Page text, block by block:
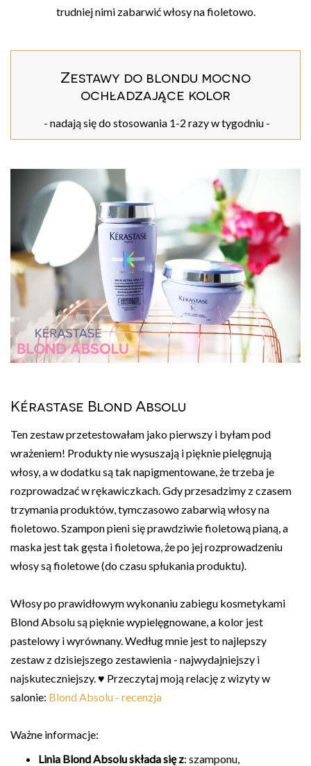
trudniej nimi zabarwić włosy na fioletowo.
Zestawy do blondu mocno
ochładzające kolor
- nadają się do stosowania 1-2 razy w tygodniu -
Kérastase Blond Absolu
Ten zestaw przetestowałam jako pierwszy i byłam pod
wrażeniem! Produkty nie wysuszają i pięknie pielęgnują
włosy, a w dodatku są tak napigmentowane, że trzeba je
rozprowadzać w rękawiczkach. Gdy przesadzimy z czasem
trzymania produktów, tymczasowo zabarwią włosy na
fioletowo. Szampon pieni się prawdziwie fioletową pianą, a
maska jest tak gęsta i fioletowa, że po jej rozprowadzeniu
włosy są fioletowe (do czasu spłukania produktu).
Włosy po prawidłowym wykonaniu zabiegu kosmetykami
Blond Absolu są pięknie wypielęgnowane, a kolor jest
pastelowy i wyrównany. Według mnie jest to najlepszy
zestaw z dzisiejszego zestawienia - najwydajniejszy i
najskuteczniejszy. ♥ Przeczytaj moją relację z wizyty w
salonie: Blond Absolu - recenzja
Ważne informacje:
Linia Blond Absolu składa się z: szamponu,